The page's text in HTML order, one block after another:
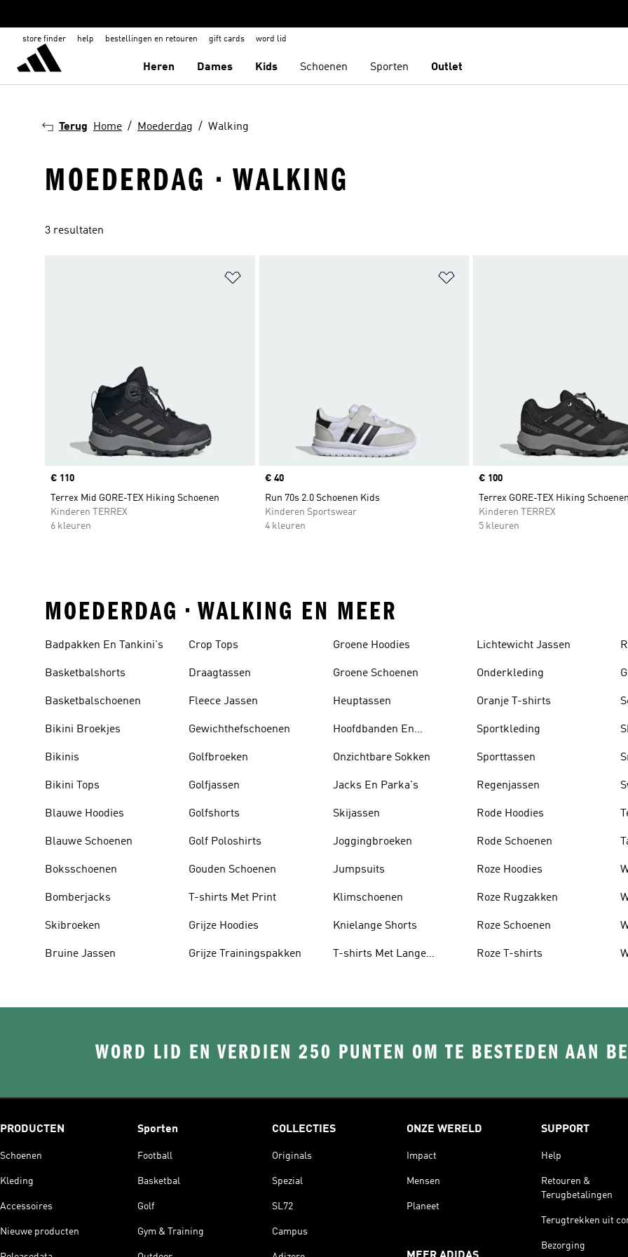
store finder help bestellingen en retouren gift cards word lid
Heren Dames Kids Schoenen Sporten Outlet
Terug Home Moederdag Walking
MOEDERDAG · WALKING
3 resultaten
Price
€ 110
Terrex Mid GORE-TEX Hiking Schoenen
Kinderen TERREX
6 kleuren
Price
€ 40
Run 70s 2.0 Schoenen Kids
Kinderen Sportswear
4 kleuren
Price
€ 100
Terrex GORE-TEX Hiking
Kinderen TERREX
5 kleuren
MOEDERDAG • WALKING EN MEER
Badpakken En Tankini's
Basketbalshorts
Basketbalschoenen
Bikini Broekjes
Bikinis
Bikini Tops
Blauwe Hoodies
Blauwe Schoenen
Boksschoenen
Bomberjacks
Skibroeken
Bruine Jassen
Crop Tops
Draagtassen
Fleece Jassen
Gewichthefschoenen
Golfbroeken
Golfjassen
Golfshorts
Golf Poloshirts
Gouden Schoenen
T-shirts Met Print
Grijze Hoodies
Grijze Trainingspakken
Groene Hoodies
Groene Schoenen
Heuptassen
Hoofdbanden En
Onzichtbare Sokken
Jacks En Parka's
Skijassen
Joggingbroeken
Jumpsuits
Klimschoenen
Knielange Shorts
T-shirts Met Lange
Lichtewicht Jassen
Onderkleding
Oranje T-shirts
Sportkleding
Sporttassen
Regenjassen
Rode Hoodies
Rode Schoenen
Roze Hoodies
Roze Rugzakken
Roze Schoenen
Roze T-shirts
WORD LID EN VERDIEN 250 PUNTEN OM TE BESTEDEN AAN
PRODUCTEN
Schoenen
Kleding
Accessoires
Nieuwe producten
Sporten
Football
Basketbal
Golf
Gym & Training
COLLECTIES
Originals
Spezial
SL72
Campus
ONZE WERELD
Impact
Mensen
Planeet
SUPPORT
Help
Retouren &
Terugbetalingen
Terugtrekken uit
Bezorging